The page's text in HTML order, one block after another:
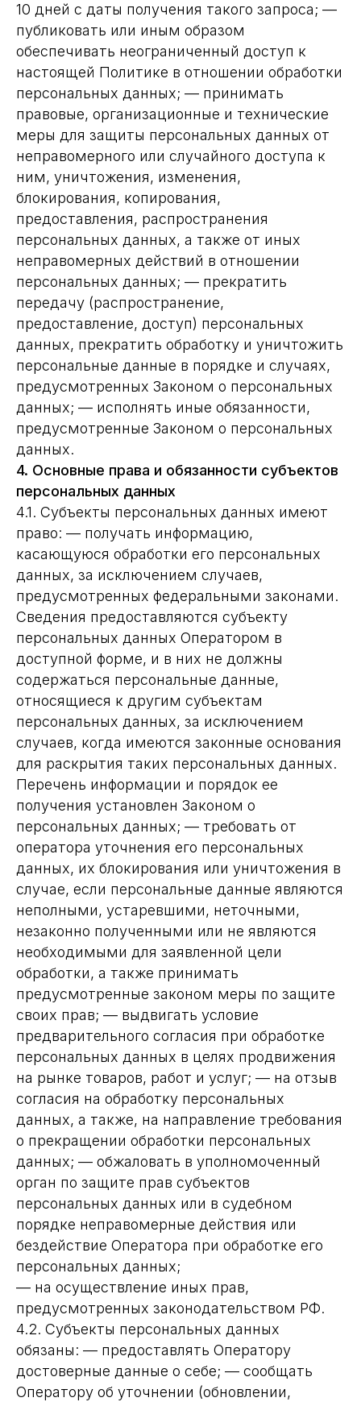
10 дней с даты получения такого запроса; —
публиковать или иным образом
обеспечивать неограниченный доступ к
настоящей Политике в отношении обработки
персональных данных; — принимать
правовые, организационные и технические
меры для защиты персональных данных от
неправомерного или случайного доступа к
ним, уничтожения, изменения,
блокирования, копирования,
предоставления, распространения
персональных данных, а также от иных
неправомерных действий в отношении
персональных данных; — прекратить
передачу (распространение,
предоставление, доступ) персональных
данных, прекратить обработку и уничтожить
персональные данные в порядке и случаях,
предусмотренных Законом о персональных
данных; — исполнять иные обязанности,
предусмотренные Законом о персональных
данных.
4. Основные права и обязанности субъектов
персональных данных
4.1. Субъекты персональных данных имеют
право: — получать информацию,
касающуюся обработки его персональных
данных, за исключением случаев,
предусмотренных федеральными законами.
Сведения предоставляются субъекту
персональных данных Оператором в
доступной форме, и в них не должны
содержаться персональные данные,
относящиеся к другим субъектам
персональных данных, за исключением
случаев, когда имеются законные основания
для раскрытия таких персональных данных.
Перечень информации и порядок ее
получения установлен Законом о
персональных данных; — требовать от
оператора уточнения его персональных
данных, их блокирования или уничтожения в
случае, если персональные данные являются
неполными, устаревшими, неточными,
незаконно полученными или не являются
необходимыми для заявленной цели
обработки, а также принимать
предусмотренные законом меры по защите
своих прав; — выдвигать условие
предварительного согласия при обработке
персональных данных в целях продвижения
на рынке товаров, работ и услуг; — на отзыв
согласия на обработку персональных
данных, а также, на направление требования
о прекращении обработки персональных
данных; — обжаловать в уполномоченный
орган по защите прав субъектов
персональных данных или в судебном
порядке неправомерные действия или
бездействие Оператора при обработке его
персональных данных;
— на осуществление иных прав,
предусмотренных законодательством РФ.
4.2. Субъекты персональных данных
обязаны: — предоставлять Оператору
достоверные данные о себе; — сообщать
Оператору об уточнении (обновлении,